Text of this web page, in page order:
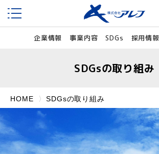
企業情報 事業内容 SDGs 採用情報
SDGsの取り組み
HOME SDGsの取り組み